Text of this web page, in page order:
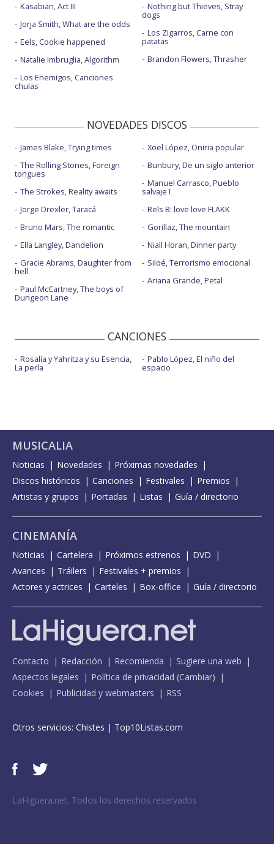
Kasabian, Act III
Jorja Smith, What are the odds
Eels, Cookie happened
Natalie Imbruglia, Algorithm
Los Enemigos, Canciones
chulas
Nothing but Thieves, Stray
dogs
Los Zigarros, Carne con
patatas
Brandon Flowers, Thrasher
NOVEDADES DISCOS
James Blake, Trying times
The Rolling Stones, Foreign
tongues
The Strokes, Reality awaits
Jorge Drexler, Taracá
Bruno Mars, The romantic
Ella Langley, Dandelion
Gracie Abrams, Daughter from
hell
Paul McCartney, The boys of
Dungeon Lane
Xoel López, Oniria popular
Bunbury, De un siglo anterior
Manuel Carrasco, Pueblo
salvaje I
Rels B: love love FLAKK
Gorillaz, The mountain
Niall Horan, Dinner party
Siloé, Terrorismo emocional
Ariana Grande, Petal
CANCIONES
Rosalía y Yahritza y su Esencia,
La perla
Pablo López, El niño del
espacio
MUSICALIA
Noticias Novedades
Próximas novedades
Discos históricos
Canciones Festivales
Premios
Artistas y grupos
Portadas Listas Guía / directorio
CINEMANÍA
Noticias Cartelera Próximos estrenos
DVD
Avances
Tráilers
Festivales + premios
Actores y actrices
Carteles Box-office Guía / directorio
Contacto Redacción Recomienda
Sugiere una web
Aspectos legales
Política de privacidad (Cambiar)
Cookies
Publicidad y webmasters RSS
Otros servicios: Chistes | Top10Listas.com
LaHiguera.net. Todos los derechos reservados